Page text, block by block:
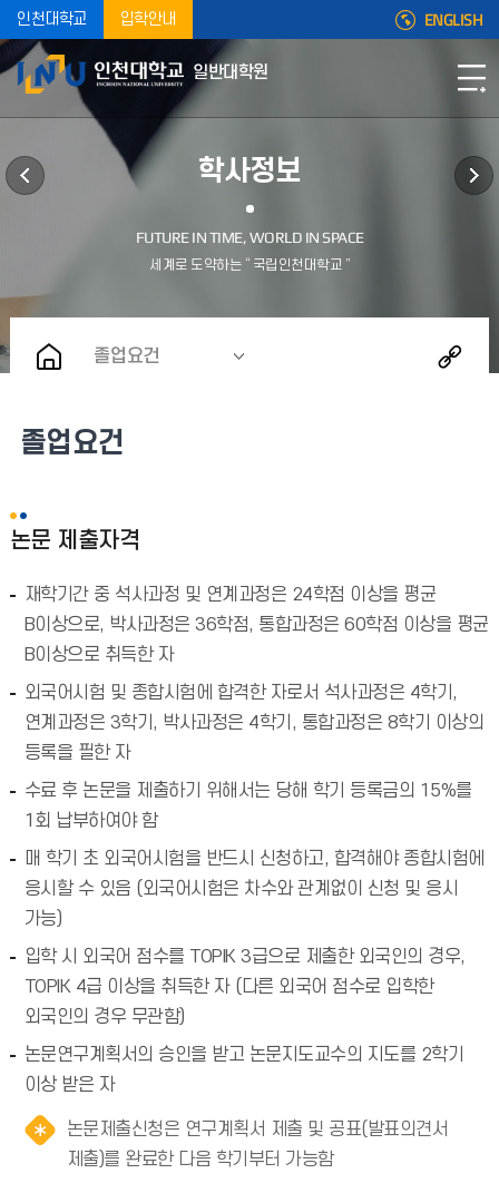
인천대학교 입학안내 ENGLISH
일반대학원
학사정보
졸업요건
졸업요건
논문 제출자격
재학기간 중 석사과정 및 연계과정은 24학점 이상을 평균
B이상으로, 박사과정은 36학점, 통합과정은 60학점 이상을 평균
B이상으로 취득한 자
외국어시험 및 종합시험에 합격한 자로서 석사과정은 4학기,
연계과정은 3학기, 박사과정은 4학기, 통합과정은 8학기 이상의
등록을 필한 자
수료 후 논문을 제출하기 위해서는 당해 학기 등록금의 15%를
1회 납부하여야 함
매 학기 초 외국어시험을 반드시 신청하고, 합격해야 종합시험에
응시할 수 있음 (외국어시험은 차수와 관계없이 신청 및 응시
가능)
입학 시 외국어 점수를 TOPIK 3급으로 제출한 외국인의 경우,
TOPIK 4급 이상을 취득한 자 (다른 외국어 점수로 입학한
외국인의 경우 무관함)
논문연구계획서의 승인을 받고 논문지도교수의 지도를 2학기
이상 받은 자
논문제출신청은 연구계획서 제출 및 공표(발표의견서
제출)를 완료한 다음 학기부터 가능함